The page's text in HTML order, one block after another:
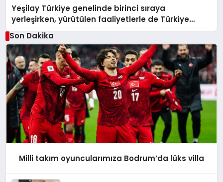
Yeşilay Türkiye genelinde birinci sıraya
yerleşirken, yürütülen faaliyetlerle de Türkiye
üçüncüsü oldu.
Son Dakika
Milli takım oyuncularımıza Bodrum’da lüks villa